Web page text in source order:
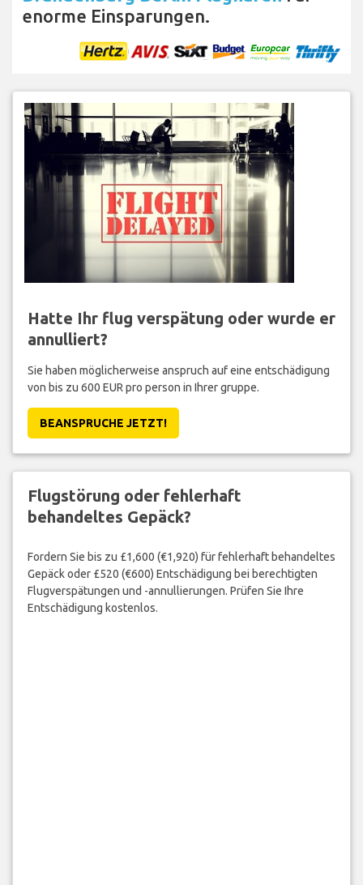
enorme Einsparungen.
Hatte Ihr flug verspätung oder wurde er
annulliert?
Sie haben möglicherweise anspruch auf eine entschädigung
von bis zu 600 EUR pro person in Ihrer gruppe.
BEANSPRUCHE JETZT!
Flugstörung oder fehlerhaft
behandeltes Gepäck?
Fordern Sie bis zu £1,600 (€1,920) für fehlerhaft behandeltes
Gepäck oder £520 (€600) Entschädigung bei berechtigten
Flugverspätungen und -annullierungen. Prüfen Sie Ihre
Entschädigung kostenlos.